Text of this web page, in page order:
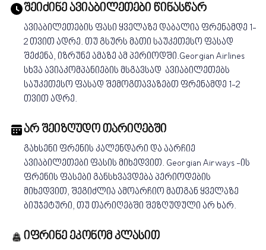
შეიძინე ავიაბილეთები წინასწარ
ავიაბილეთების ფასი ყველაზე დაბალია ფრენამდე 1-
2 თვით ადრე. თუ გსურს მათი საუკეთესო ფასად
შეძენა, იზრუნე ამაზე ამ პერიოდში.Georgian Airlines
სხვა ავიაკომპანიების მსგავსად ავიაბილეთებს
საუკეთესო ფასად შემოგთავაზებთ ფრენამდე 1-2
თვით ადრე.
არ შეიზღუდო თარიღებში
გახსენი ფრენის კალენდარი და აარჩიე
ავიაბილეთები ფასის მიხედვით. Georgian Airways -ის
ფრენის ფასები განსხვავდება პერიოდების
მიხედვით, შეგიძლია ამოარჩიო მათგან ყველაზე
ბიუჯეტური, თუ თარიღებში შეზღუდული არ ხარ.
იფრინე ეკონომ კლასით